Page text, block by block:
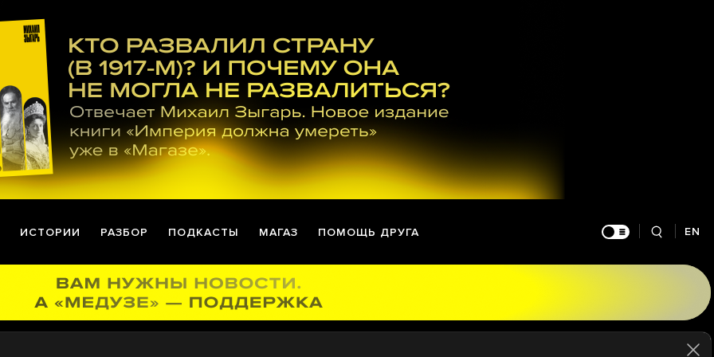
ИСТОРИИ РАЗБОР ПОДКАСТЫ МАГАЗ ПОМОЩЬ ДРУГА EN